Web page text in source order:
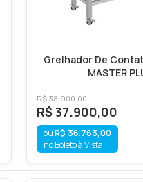
Grelhador De
MASTER
R$38.900,00
R$37.900,00
R$ 36.763,00
no Boleto à Vista